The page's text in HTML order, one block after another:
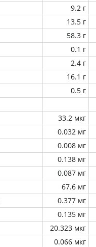
9.2 г
13.5 г
58.3 г
0.1 г
2.4 г
16.1 г
0.5 г
33.2 мкг
0.032 мг
0.008 мг
0.138 мг
0.087 мг
67.6 мг
0.377 мг
0.135 мг
20.323 мкг
0.066 мкг